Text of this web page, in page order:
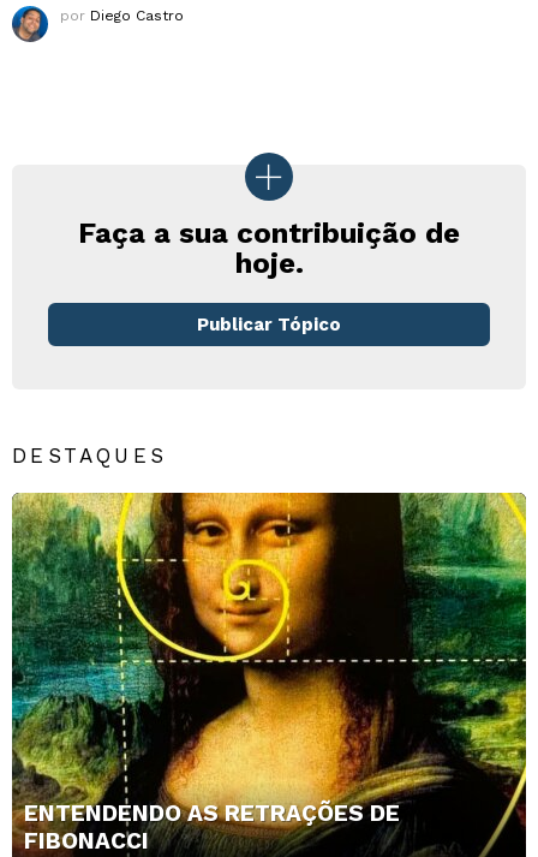
por Diego Castro
Faça a sua contribuição de
hoje.
Publicar Tópico
DESTAQUES
ENTENDENDO AS RETRAÇÕES DE
FIBONACCI